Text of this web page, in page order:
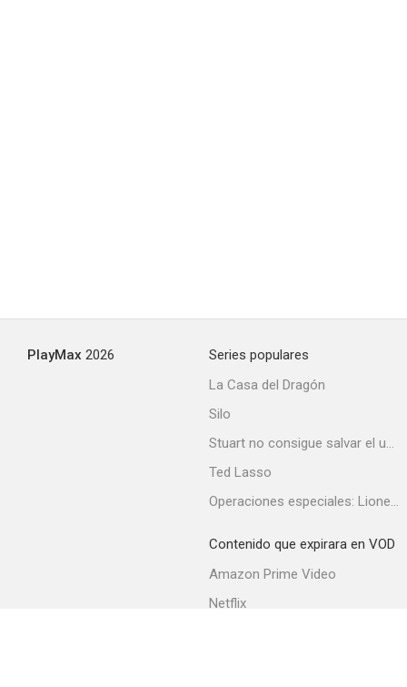
PlayMax 2026
Series populares
La Casa del Dragón
Silo
Stuart no consigue salvar el universo
Ted Lasso
Operaciones especiales: Lioness
Contenido que expirara en VOD
Amazon Prime Video
Netflix